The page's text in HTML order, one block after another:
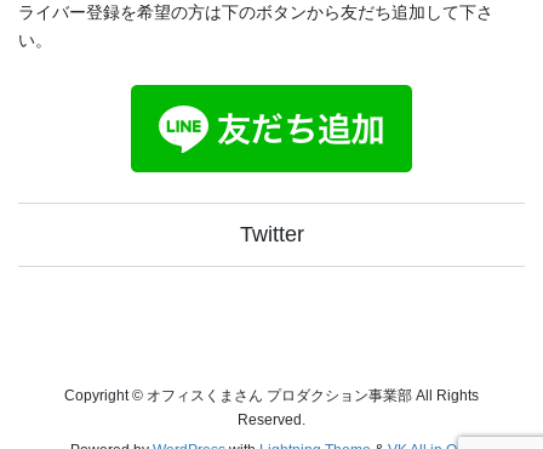
ライバー登録を希望の方は下のボタンから友だち追加して下さ
い。
Twitter
Copyright © オフィスくまさん プロダクション事業部 All Rights
Reserved.